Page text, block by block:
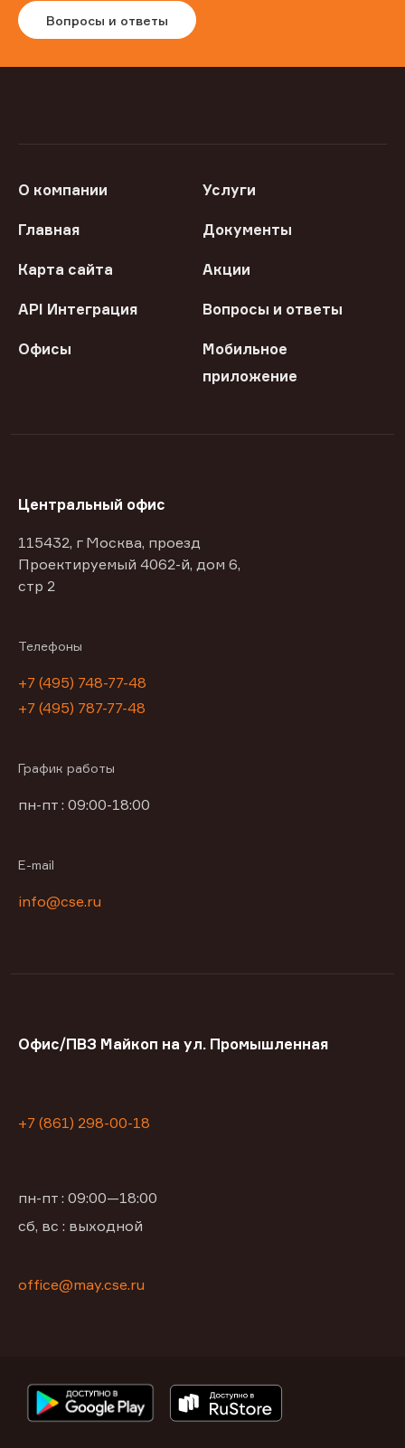
Вопросы и ответы
О компании Услуги
Главная Документы
Карта сайта Акции
API Интеграция Вопросы и ответы
Офисы
Мобильное
приложение
Центральный офис
115432, г Москва, проезд
Проектируемый 4062-й, дом 6,
стр 2
Телефоны
+7 (495) 748-77-48
+7 (495) 787-77-48
График работы
пн-пт : 09:00-18:00
E-mail
info@cse.ru
Офис/ПВЗ Майкоп на ул. Промышленная
+7 (861) 298-00-18
пн-пт : 09:00—18:00
сб, вс : выходной
office@may.cse.ru